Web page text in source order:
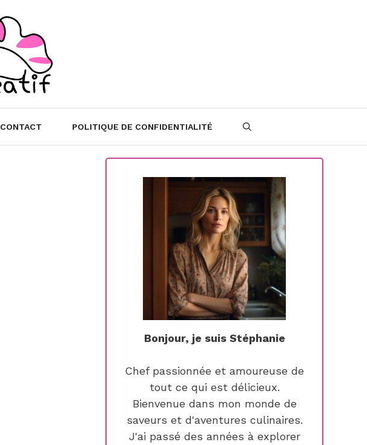
CONTACT POLITIQUE DE CONFIDENTIALITÉ
Bonjour, je suis Stéphanie
Chef passionnée et amoureuse de
tout ce qui est délicieux.
Bienvenue dans mon monde de
saveurs et d'aventures culinaires.
J'ai passé des années à explorer